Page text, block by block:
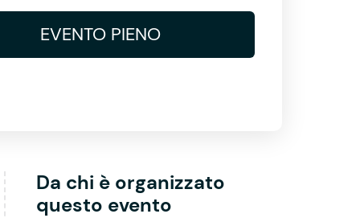
EVENTO PIENO
Da chi è organizzato
questo evento